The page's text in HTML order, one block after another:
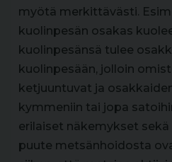
myötä merkittävästi.
kuolinpesän osakas
kuolinpesänsä tulee
kuolinpesään, jolloin
ketjuuntuvat ja
kymmeniin tai jopa
erilaiset näkemykset
puute metsänhoidosta